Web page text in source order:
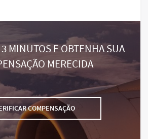
MINUTOS E OBTENHA SUA
MERECIDA
COMPENSAÇÃO